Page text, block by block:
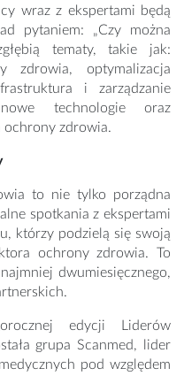
wraz z ekspertami będą
pytaniem: „Czy można
tematy, takie jak:
zdrowia, optymalizacja
i zarządzanie
technologie oraz
ochrony zdrowia.
to nie tylko porządna
spotkania z ekspertami
którzy podzielą się swoją
ochrony zdrowia. To
dwumiesięcznego,
edycji Liderów
grupa Scanmed, lider
pod względem